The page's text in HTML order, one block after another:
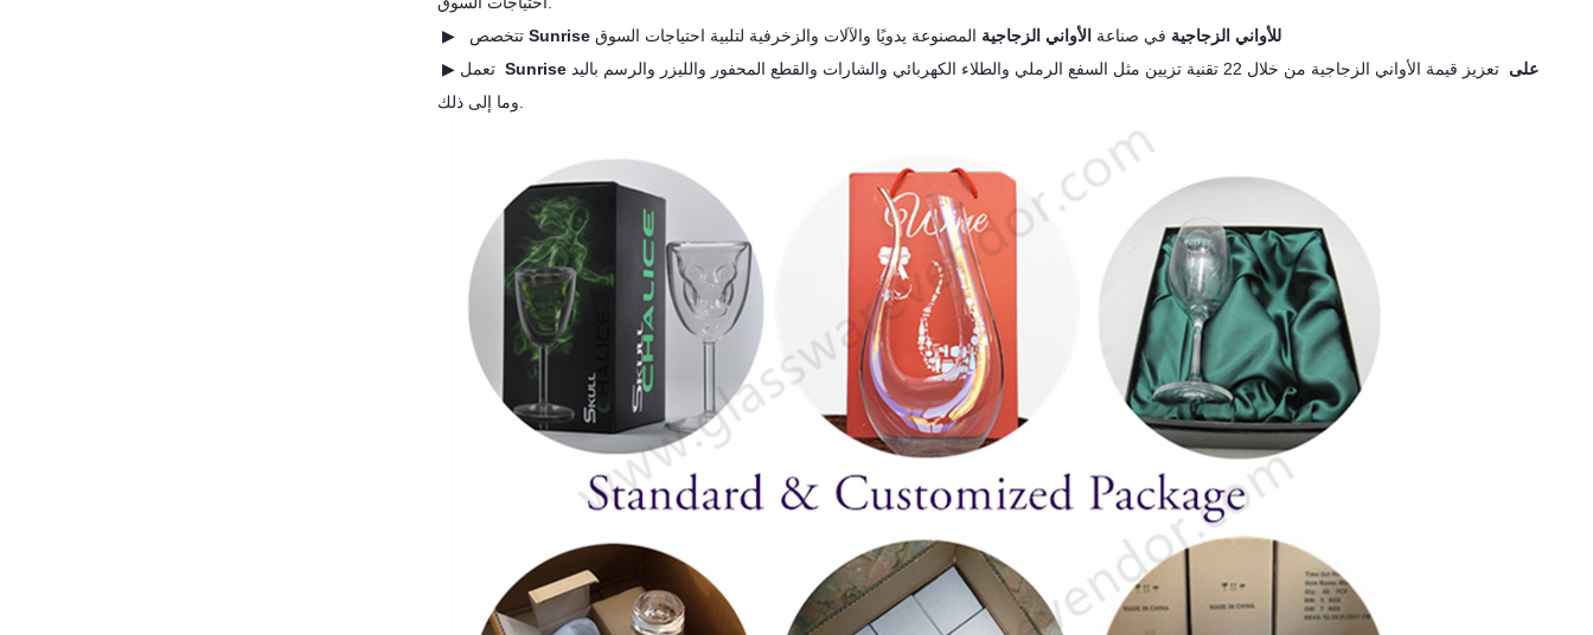
▶ تتخصص
Sunrise للأواني الزجاجية في صناعة الأواني الزجاجية
المصنوعة يدويًا والآلات والزخرفية لتلبية احتياجات السوق
▶ تعمل
Sunrise على
تعزيز قيمة الأواني الزجاجية من خلال 22 تقنية تزيين مثل السفع الرملي والطلاء الكهربائي والشارات والقطع المحفور والليزر والرسم باليد